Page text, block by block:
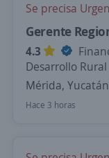
Se precisa
Gerente
4.3
Desarrollo Rural
Mérida, Yucatán
Hace 3 horas